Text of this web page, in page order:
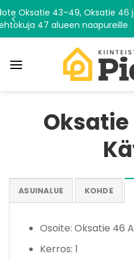
Skip
to
content
46 ja
Oksatie
ASUINALUE KOHDE
Osoite: Oksatie 46
Kerros: 1